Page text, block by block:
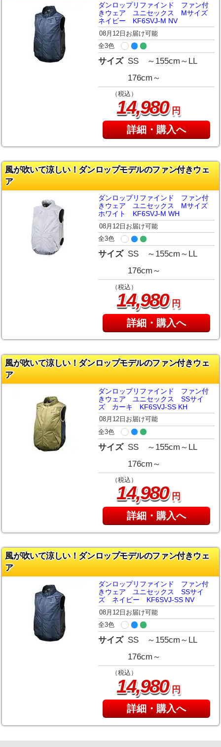
ダンロップリファインド ファン付
きウェア ユニセックス Mサイズ
ネイビー KF6SVJ-M NV
08月12日お届け可能
全3色
サイズ SS ～155cm～LL
176cm～
（税込）
14,980円
詳細・購入へ
風が吹いて涼しい！ダンロップモデルのファン付きウェ
ア
ダンロップリファインド ファン付
きウェア ユニセックス Mサイズ
ホワイト KF6SVJ-M WH
08月12日お届け可能
全3色
サイズ SS ～155cm～LL
176cm～
（税込）
14,980円
詳細・購入へ
風が吹いて涼しい！ダンロップモデルのファン付きウェ
ア
ダンロップリファインド ファン付
きウェア ユニセックス SSサイ
ズ カーキ KF6SVJ-SS KH
08月12日お届け可能
全3色
サイズ SS ～155cm～LL
176cm～
（税込）
14,980円
詳細・購入へ
風が吹いて涼しい！ダンロップモデルのファン付きウェ
ア
ダンロップリファインド ファン付
きウェア ユニセックス SSサイ
ズ ネイビー KF6SVJ-SS NV
08月12日お届け可能
全3色
サイズ SS ～155cm～LL
176cm～
（税込）
14,980円
詳細・購入へ